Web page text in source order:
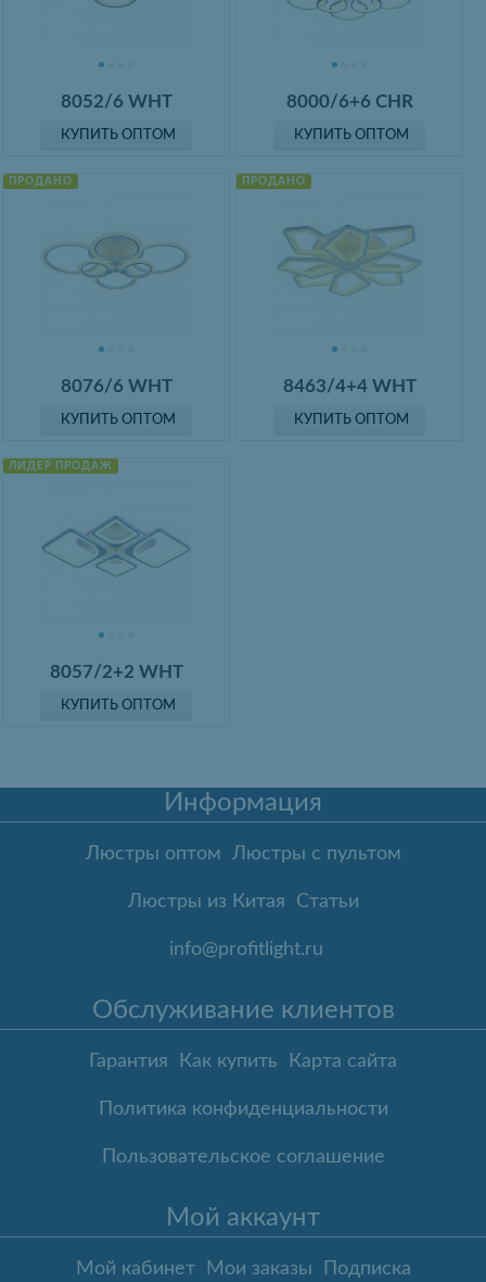
8052/6 WHT
КУПИТЬ ОПТОМ
8000/6+6 CHR
КУПИТЬ ОПТОМ
ПРОДАНО
8076/6 WHT
КУПИТЬ ОПТОМ
ПРОДАНО
8463/4+4 WHT
КУПИТЬ ОПТОМ
ЛИДЕР ПРОДАЖ
8057/2+2 WHT
КУПИТЬ ОПТОМ
Информация
Люстры оптом Люстры с пультом
Люстры из Китая Статьи
info@profitlight.ru
Обслуживание клиентов
Гарантия Как купить Карта сайта
Политика конфиденциальности
Пользовательское соглашение
Мой аккаунт
Мой кабинет Мои заказы Подписка